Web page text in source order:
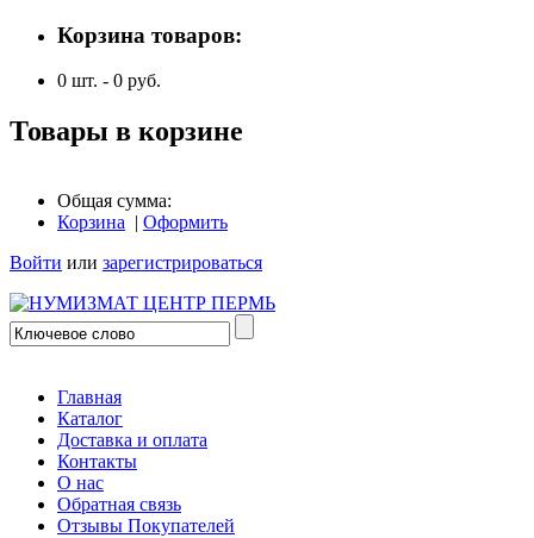
Корзина товаров:
0 шт. - 0 руб.
Товары в корзине
Общая сумма:
Корзина | Оформить
Войти или зарегистрироваться
Главная
Каталог
Доставка и оплата
Контакты
О нас
Обратная связь
Отзывы Покупателей